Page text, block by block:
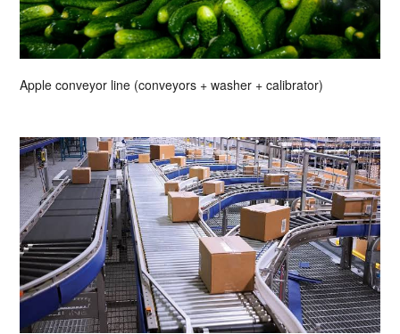
Apple conveyor line (conveyors + washer + calibrator)